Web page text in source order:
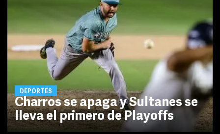
DEPORTES
Charros se apaga y Sultanes se
lleva el primero de Playoffs